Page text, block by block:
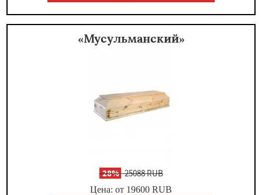
«Мусульманский»
-28%25088 RUB
Цена: от 19600 RUB